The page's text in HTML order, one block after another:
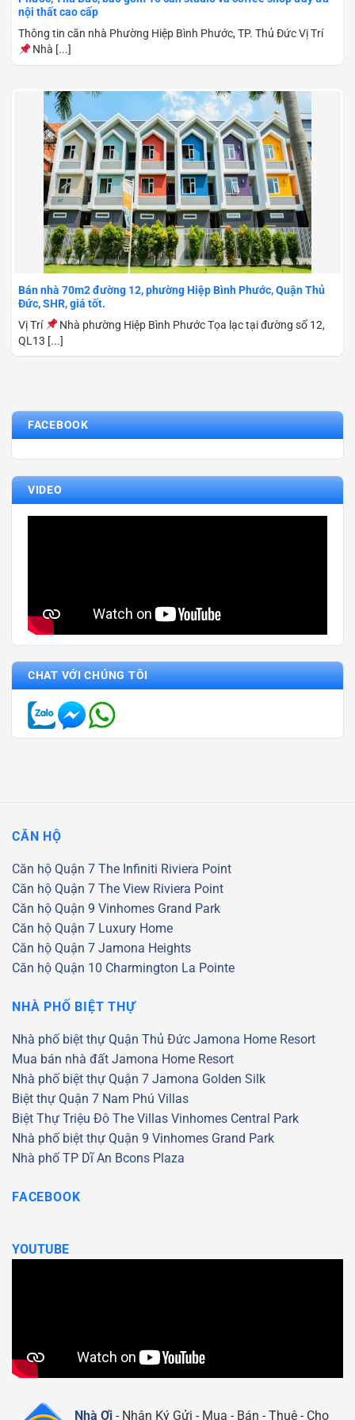
FACEBOOK
VIDEO
CHAT VỚI CHÚNG TÔI
nội thất cao cấp
Thông tin căn nhà Phường Hiệp Bình Phước, TP. Thủ Đức Vị Trí
Nhà [...]
Bán nhà 70m2 đường 12, phường Hiệp Bình Phước, Quận Thủ
Đức, SHR, giá tốt.
Vị Trí
Nhà phường Hiệp Bình Phước Tọa lạc tại đường số 12,
QL13 [...]
CĂN HỘ
Căn hộ Quận 7 The Infiniti Riviera Point
Căn hộ Quận 7 The View Riviera Point
Căn hộ Quận 9 Vinhomes Grand Park
Căn hộ Quận 7 Luxury Home
Căn hộ Quận 7 Jamona Heights
Căn hộ Quận 10 Charmington La Pointe
NHÀ PHỐ BIỆT THỰ
Nhà phố biệt thự Quận Thủ Đức Jamona Home Resort
Mua bán nhà đất Jamona Home Resort
Nhà phố biệt thự Quận 7 Jamona Golden Silk
Biệt thự Quận 7 Nam Phú Villas
Biệt Thự Triệu Đô The Villas Vinhomes Central Park
Nhà phố biệt thự Quận 9 Vinhomes Grand Park
Nhà phố TP Dĩ An Bcons Plaza
FACEBOOK
YOUTUBE
Nhà Ơi - Nhận Ký Gửi - Mua - Bán - Thuê - Cho